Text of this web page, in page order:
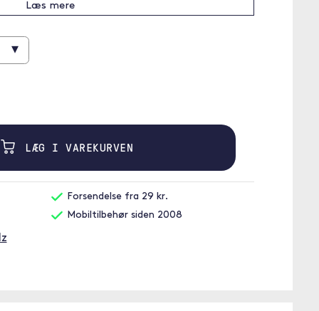
Læs mere
▾
LÆG I VAREKURVEN
Forsendelse fra 29 kr.
Mobiltilbehør siden 2008